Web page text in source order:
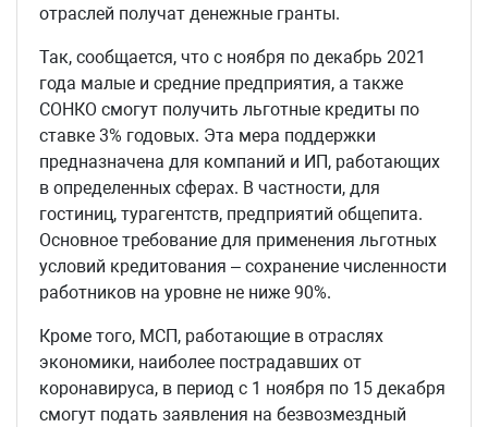
отраслей получат денежные гранты.
Так, сообщается, что с ноября по декабрь 2021
года малые и средние предприятия, а также
СОНКО смогут получить льготные кредиты по
ставке 3% годовых. Эта мера поддержки
предназначена для компаний и ИП, работающих
в определенных сферах. В частности, для
гостиниц, турагентств, предприятий общепита.
Основное требование для применения льготных
условий кредитования – сохранение численности
работников на уровне не ниже 90%.
Кроме того, МСП, работающие в отраслях
экономики, наиболее пострадавших от
коронавируса, в период с 1 ноября по 15 декабря
смогут подать заявления на безвозмездный